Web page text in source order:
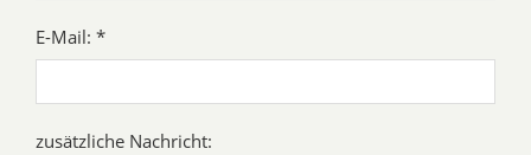
E-Mail: *
zusätzliche Nachricht: